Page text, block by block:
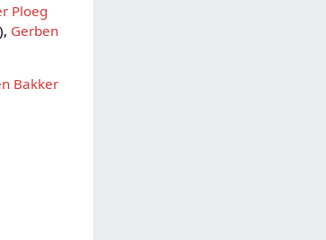
Ploeg
Gerben
Bakker